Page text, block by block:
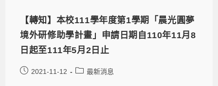
【轉知】本校111學年度第1學期「晨光圓夢
境外研修助學計畫」申請日期自110年11月8
日起至111年5月2日止
2021-11-12 最新消息